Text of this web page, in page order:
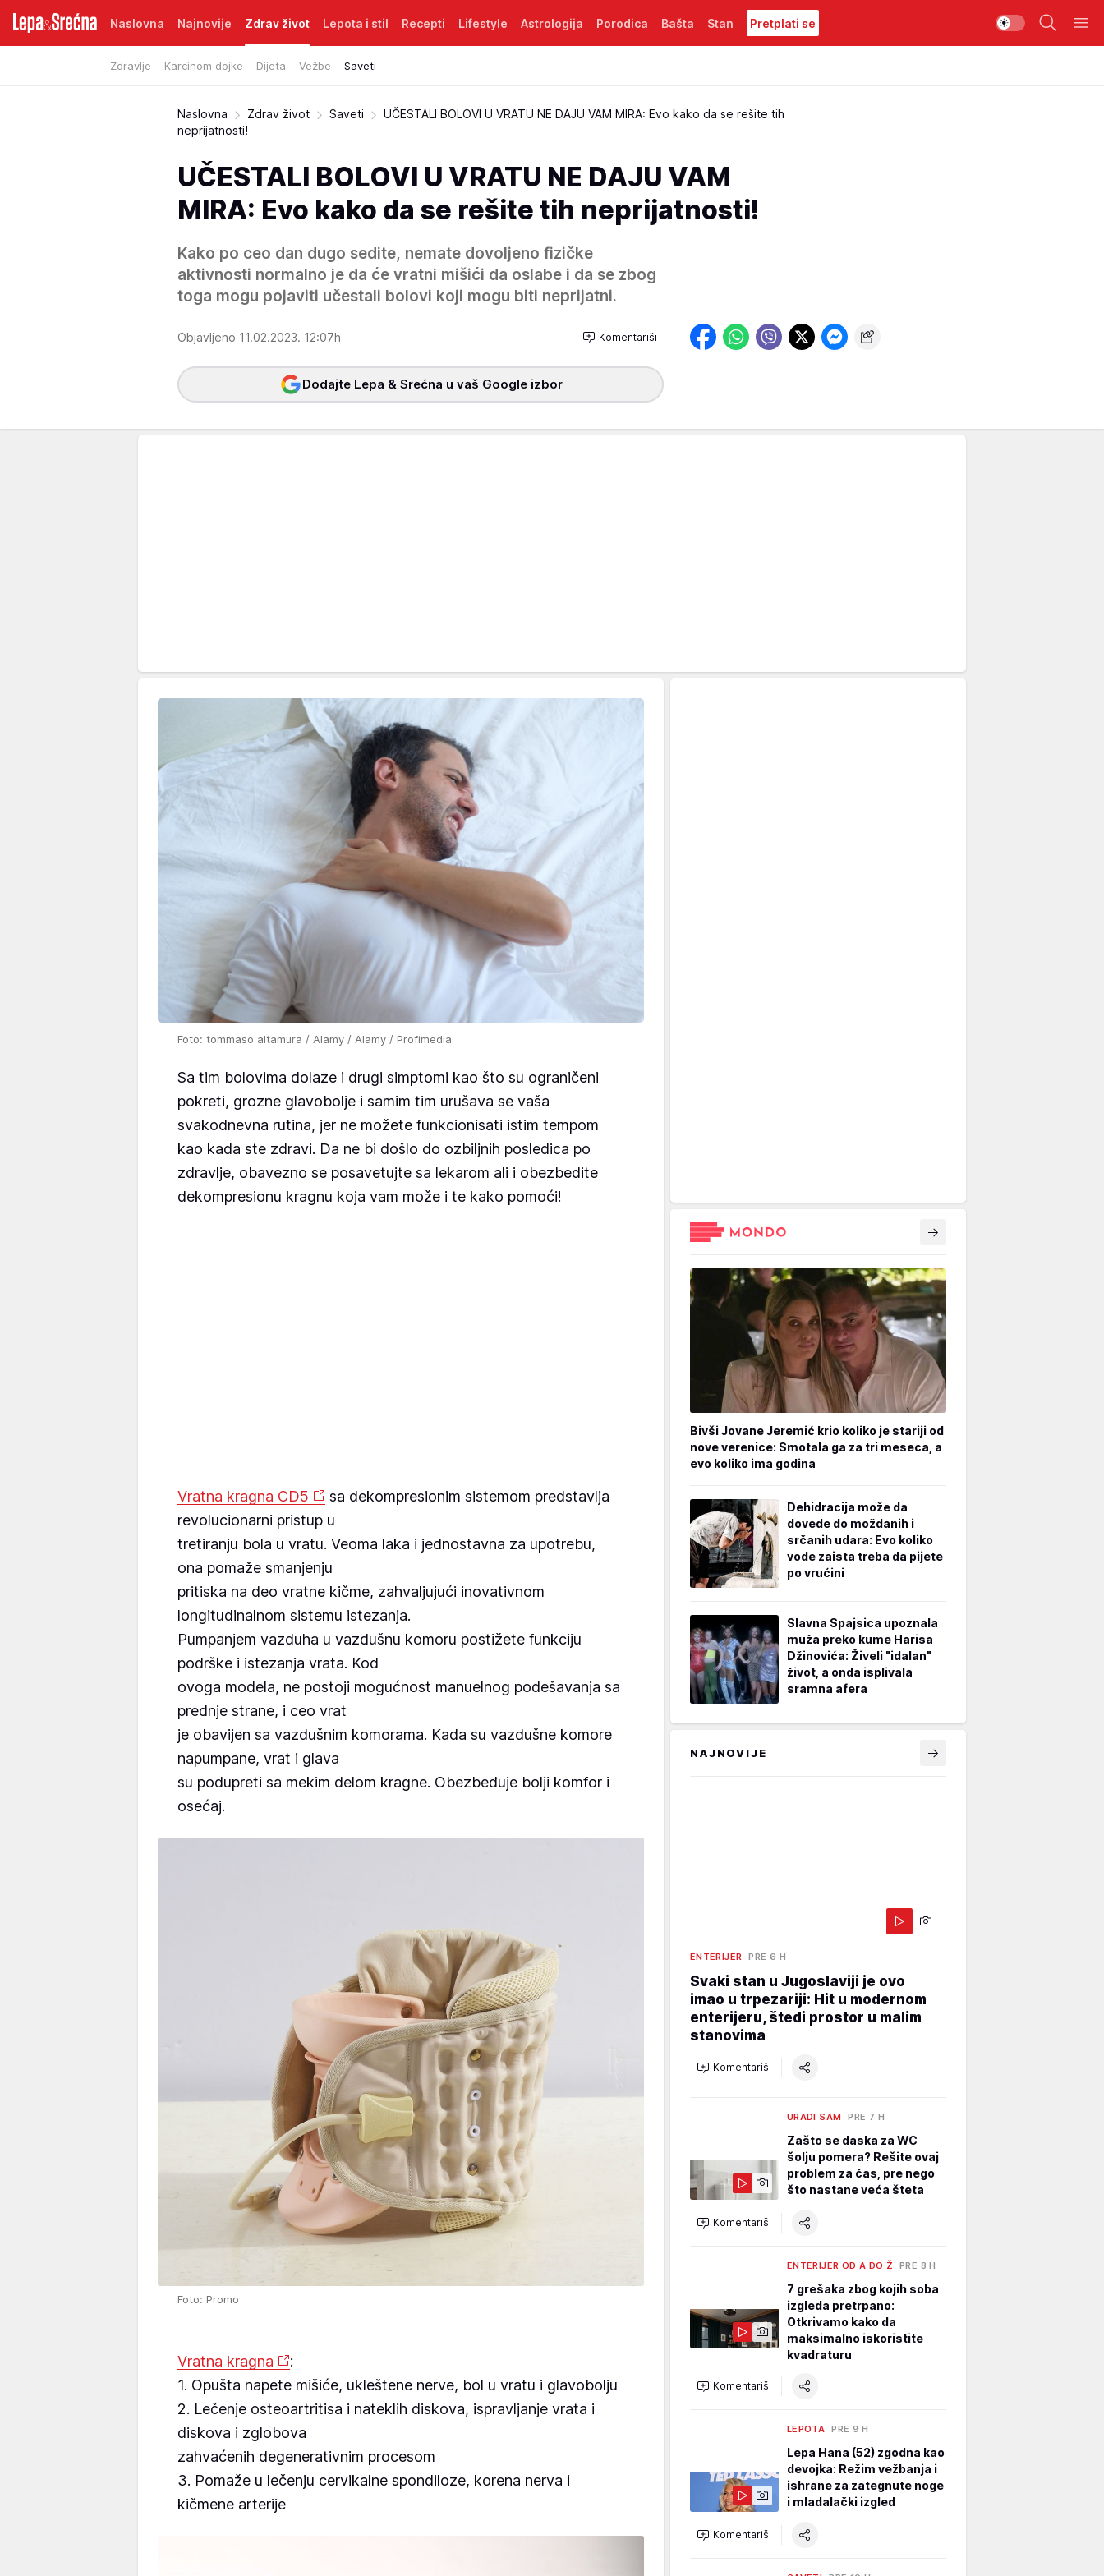
Naslovna Najnovije Zdrav život
Zdravlje Karcinom dojke Dijeta Vežbe Saveti
Lepota i stil Recepti Lifestyle Astrologija Porodica Bašta Stan Pretplati se
Naslovna Zdrav život Saveti
UČESTALI BOLOVI U VRATU NE DAJU VAM MIRA: Evo kako da se rešite tih
neprijatnosti!
UČESTALI BOLOVI U VRATU NE DAJU VAM
MIRA: Evo kako da se rešite tih neprijatnosti!
Kako po ceo dan dugo sedite, nemate dovoljeno fizičke
aktivnosti normalno je da će vratni mišići da oslabe i da se zbog
toga mogu pojaviti učestali bolovi koji mogu biti neprijatni.
Objavljeno 11.02.2023. 12:07h Komentariši
Dodajte Lepa & Srećna u vaš Google izbor
Foto: tommaso altamura / Alamy / Alamy / Profimedia
Sa tim bolovima dolaze i drugi simptomi kao što su ograničeni
pokreti, grozne glavobolje i samim tim urušava se vaša
svakodnevna rutina, jer ne možete funkcionisati istim tempom
kao kada ste zdravi. Da ne bi došlo do ozbiljnih posledica po
zdravlje, obavezno se posavetujte sa lekarom ali i obezbedite
dekompresionu kragnu koja vam može i te kako pomoći!
Vratna kragna CD5
sa dekompresionim sistemom predstavlja
revolucionarni pristup u
tretiranju bola u vratu. Veoma laka i jednostavna za upotrebu,
ona pomaže smanjenju
pritiska na deo vratne kičme, zahvaljujući inovativnom
longitudinalnom sistemu istezanja.
Pumpanjem vazduha u vazdušnu komoru postižete funkciju
podrške i istezanja vrata. Kod
ovoga modela, ne postoji mogućnost manuelnog podešavanja sa
prednje strane, i ceo vrat
je obavijen sa vazdušnim komorama. Kada su vazdušne komore
napumpane, vrat i glava
su podupreti sa mekim delom kragne. Obezbeđuje bolji komfor i
osećaj.
Foto: Promo
Vratna kragna
:
1. Opušta napete mišiće, ukleštene nerve, bol u vratu i glavobolju
2. Lečenje osteoartritisa i nateklih diskova, ispravljanje vrata i
diskova i zglobova
zahvaćenih degenerativnim procesom
3. Pomaže u lečenju cervikalne spondiloze, korena nerva i
kičmene arterije
Bivši Jovane Jeremić krio koliko je stariji od
nove verenice: Smotala ga za tri meseca, a
evo koliko ima godina
Dehidracija može da
dovede do moždanih i
srčanih udara: Evo koliko
vode zaista treba da pijete
po vrućini
Slavna Spajsica upoznala
muža preko kume Harisa
Džinovića: Živeli "idalan"
život, a onda isplivala
sramna afera
NAJNOVIJE
ENTERIJER PRE 6 H
Svaki stan u Jugoslaviji je ovo
imao u trpezariji: Hit u modernom
enterijeru, štedi prostor u malim
stanovima
Komentariši
URADI SAM PRE 7 H
Zašto se daska za WC
šolju pomera? Rešite ovaj
problem za čas, pre nego
što nastane veća šteta
Komentariši
ENTERIJER OD A DO Ž PRE 8 H
7 grešaka zbog kojih soba
izgleda pretrpano:
Otkrivamo kako da
maksimalno iskoristite
kvadraturu
Komentariši
LEPOTA PRE 9 H
Lepa Hana (52) zgodna kao
devojka: Režim vežbanja i
ishrane za zategnute noge
i mladalački izgled
Komentariši